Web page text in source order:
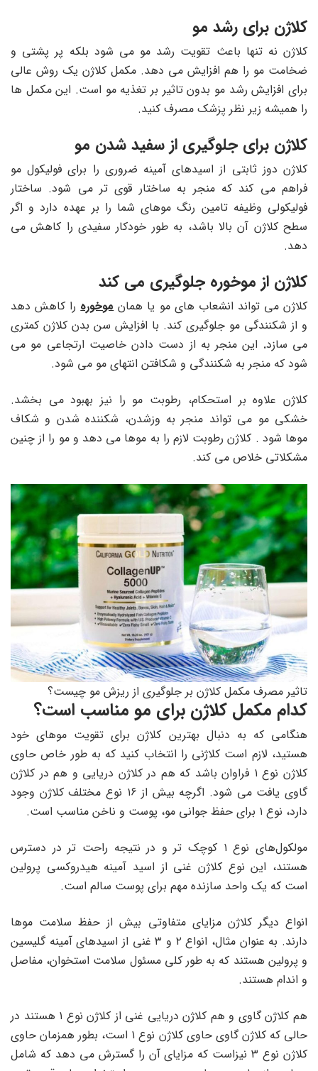
کلاژن برای رشد مو
کلاژن نه تنها باعث تقویت رشد مو می شود بلکه پر پشتی و
ضخامت مو را هم افزایش می دهد. مکمل کلاژن یک روش عالی
برای افزایش رشد مو بدون تاثیر بر تغذیه مو است. این مکمل ها
را همیشه زیر نظر پزشک مصرف کنید.
کلاژن برای جلوگیری از سفید شدن مو
کلاژن دوز ثابتی از اسیدهای آمینه ضروری را برای فولیکول مو
فراهم می کند که منجر به ساختار قوی تر می شود. ساختار
فولیکولی وظیفه تامین رنگ موهای شما را بر عهده دارد و اگر
سطح کلاژن آن بالا باشد، به طور خودکار سفیدی را کاهش می
دهد.
کلاژن از موخوره جلوگیری می کند
کلاژن می تواند انشعاب های مو یا همانموخورهرا کاهش دهد
و از شکنندگی مو جلوگیری کند. با افزایش سن بدن کلاژن کمتری
می سازد. این منجر به از دست دادن خاصیت ارتجاعی مو می
شود که منجر به شکنندگی و شکافتن انتهای مو می شود.
کلاژن علاوه بر استحکام، رطوبت مو را نیز بهبود می بخشد.
خشکی مو می تواند منجر به وزشدن، شکننده شدن و شکاف
موها شود . کلاژن رطوبت لازم را به موها می دهد و مو را از چنین
مشکلاتی خلاص می کند.
تاثیر مصرف مکمل کلاژن بر جلوگیری از ریزش مو چیست؟
کدام مکمل کلاژن برای مو مناسب است؟
هنگامی که به دنبال بهترین کلاژن برای تقویت موهای خود
هستید، لازم است کلاژنی را انتخاب کنید که به طور خاص حاوی
کلاژن نوع ۱ فراوان باشد که هم در کلاژن دریایی و هم در کلاژن
گاوی یافت می شود. اگرچه بیش از ۱۶ نوع مختلف کلاژن وجود
دارد، نوع ۱ برای حفظ جوانی مو، پوست و ناخن مناسب است.
مولکول‌های نوع ۱ کوچک ‌تر و در نتیجه راحت تر در دسترس‌
هستند، این نوع کلاژن غنی از اسید آمینه هیدروکسی پرولین
است که یک واحد سازنده مهم برای پوست سالم است.
انواع دیگر کلاژن مزایای متفاوتی بیش از حفظ سلامت موها
دارند. به عنوان مثال، انواع ۲ و ۳ غنی از اسیدهای آمینه گلیسین
و پرولین هستند که به طور کلی مسئول سلامت استخوان، مفاصل
و اندام هستند.
هم کلاژن گاوی و هم کلاژن دریایی غنی از کلاژن نوع ۱ هستند در
حالی که کلاژن گاوی حاوی کلاژن نوع ۱ است، بطور همزمان حاوی
کلاژن نوع ۳ نیزاست که مزایای آن را گسترش می دهد که شامل